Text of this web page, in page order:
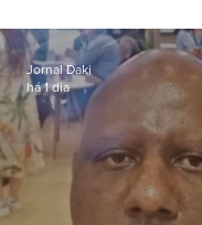
dívida de R$ 25
Jornal Daki
há 1 dia